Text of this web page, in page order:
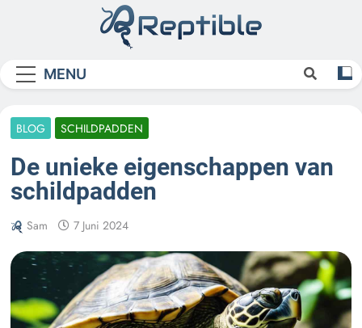
MENU
BLOG SCHILDPADDEN
De unieke eigenschappen van
schildpadden
Sam 7 Juni 2024